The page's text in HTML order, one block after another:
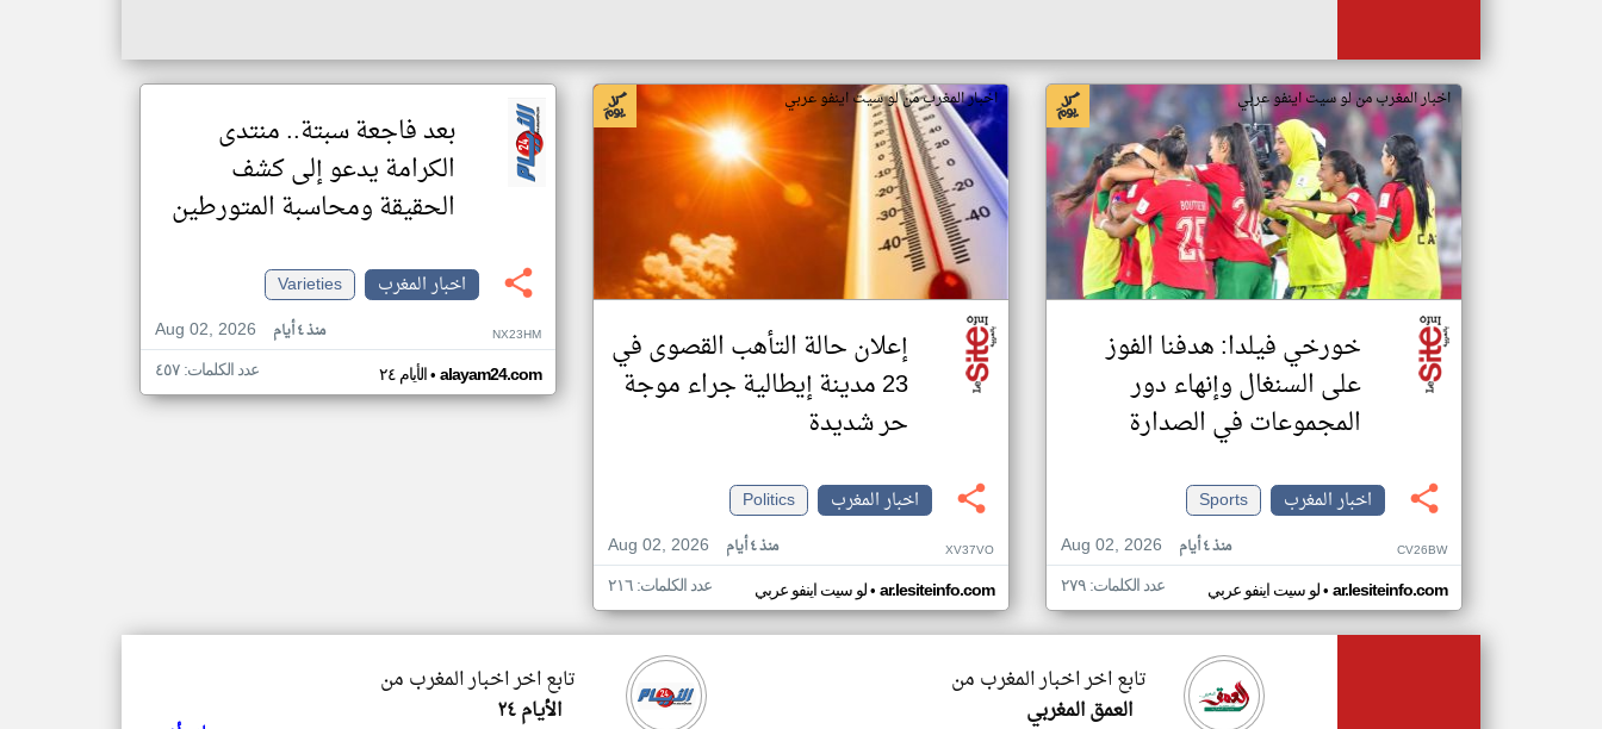
اخبار المغرب من لو سيت اينفو عربي
خورخي فيلدا: هدفنا الفوز
على السنغال وإنهاء دور
المجموعات في الصدارة
اخبار المغرب
Sports
Aug 02, 2026
منذ ٤ أيام CV26BW
لو سيت اينفو عربي• ar.lesiteinfo.com عدد الكلمات: ٢٧٩
اخبار المغرب من لو سيت اينفو عربي
إعلان حالة التأهب القصوى في
23 مدينة إيطالية جراء موجة
حر شديدة
اخبار المغرب
Politics
Aug 02, 2026
منذ ٤ أيام XV37VO
لو سيت اينفو عربي• ar.lesiteinfo.com عدد الكلمات: ٢١٦
بعد فاجعة سبتة.. منتدى
الكرامة يدعو إلى كشف
الحقيقة ومحاسبة المتورطين
اخبار المغرب
Varieties
Aug 02, 2026
منذ ٤ أيام NX23HM
الأيام ٢٤• alayam24.com عدد الكلمات: ٤٥٧
تابع اخر اخبار المغرب من
الأيام ٢٤
تابع اخر اخبار المغرب من
العمق المغربي